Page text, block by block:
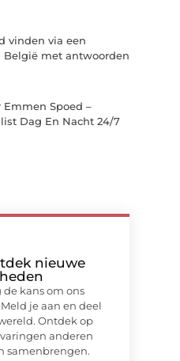
vinden via een
met antwoorden
Spoed –
Dag En Nacht 24/7
nieuwe
kans om ons
je aan en deel
Ontdek op
anderen
samenbrengen.